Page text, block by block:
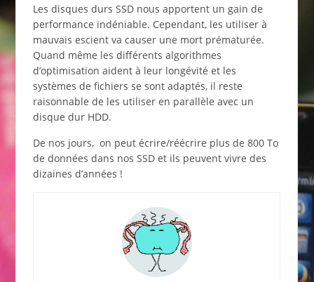
Les disques durs SSD nous apportent un gain de
performance indéniable. Cependant, les utiliser à
mauvais escient va causer une mort prématurée.
Quand même les différents algorithmes
d’optimisation aident à leur longévité et les
systèmes de fichiers se sont adaptés, il reste
raisonnable de les utiliser en parallèle avec un
disque dur HDD.
De nos jours, on peut écrire/réécrire plus de 800 To
de données dans nos SSD et ils peuvent vivre des
dizaines d’années !